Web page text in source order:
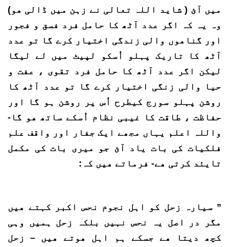
میں آئ ( شاید اللہ تعالی نے زہن میں ڈالی ھو)
وہ یہ کہ اگر عدد آٹھ کا حامل فرد فسق و فجور
اور گناھوں والی زندگی اختیار کرے گا تو عدد
آٹھ کا تاریک پہلو اُسکو لپیٹ میں لے لیگا
لیکن اگر عدد آٹھ کا حامل فرد تقوی ، عفت و
حیا والی زنگی اختیار کرے گا تو عدد آٹھ کا
روشن پہلو سورج کیطرح اُس پر روشن ہو گا اور
حفاظت ، طاقت کا غیبی نظام اُسکے ساتھ ھو گا-
واللہ اعلم یہاں مجھے ایک جفار اور واقف علم
فلکیات کی بات یاد آئ جو میری بات کی مکمل
تایئد کرتی ھے- فرماتے ھیں کہ:
” سیارہ زحل کو اہل نجوم نحس اکبر کہتے ھیں
مگر در اصل یہ نحس نہیں بلکہ زحل ہمیں وہی
کچھ دیتا ھے جسکے ہم اہل ھوتے ھیں – زحل